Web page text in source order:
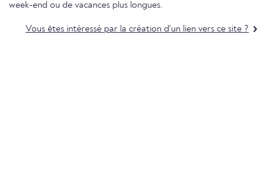
week-end ou de vacances plus longues.
Vous êtes intéressé par la création d'un lien vers ce site ?